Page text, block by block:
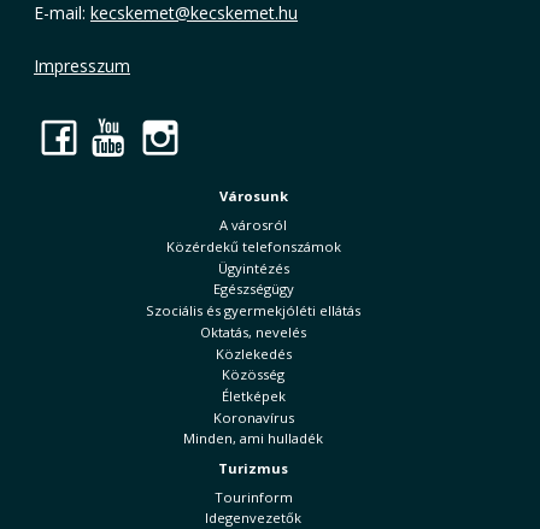
E-mail: kecskemet@kecskemet.hu
Impresszum
Facebook
YouTube
Városunk
A városról
Közérdekű telefonszámok
Ügyintézés
Egészségügy
Szociális és gyermekjóléti ellátás
Oktatás, nevelés
Közlekedés
Közösség
Életképek
Koronavírus
Minden, ami hulladék
Turizmus
Tourinform
Idegenvezetők